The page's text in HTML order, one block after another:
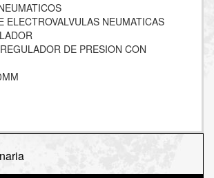
ELECTROVALVULAS NEUMATICAS
DE PRESION CON